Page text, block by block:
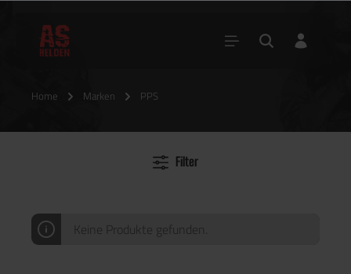
Home Marken PPS
Filter
Keine Produkte gefunden.